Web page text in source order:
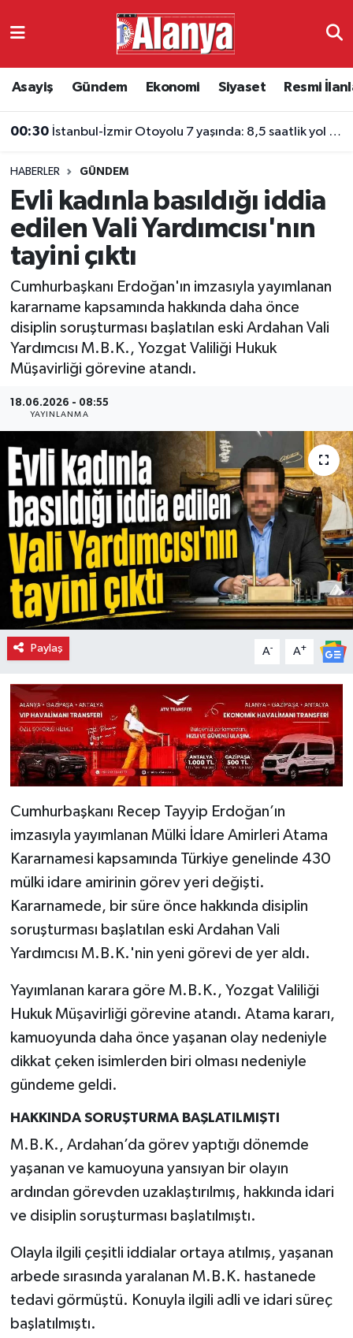
Asayiş Gündem Ekonomi Siyaset Resmi
00:30 İstanbul-İzmir Otoyolu 7 yaşında: 8,5 saatlik yol 3,5 saate indi
HABERLER GÜNDEM
Evli kadınla basıldığı iddia
edilen Vali Yardımcısı'nın
tayini çıktı
Cumhurbaşkanı Erdoğan'ın imzasıyla yayımlanan
kararname kapsamında hakkında daha önce
disiplin soruşturması başlatılan eski Ardahan Vali
Yardımcısı M.B.K., Yozgat Valiliği Hukuk
Müşavirliği görevine atandı.
18.06.2026 - 08:55
YAYINLANMA
Paylaş A- A+
Cumhurbaşkanı Recep Tayyip Erdoğan’ın
imzasıyla yayımlanan Mülki İdare Amirleri Atama
Kararnamesi kapsamında Türkiye genelinde 430
mülki idare amirinin görev yeri değişti.
Kararnamede, bir süre önce hakkında disiplin
soruşturması başlatılan eski Ardahan Vali
Yardımcısı M.B.K.'nin yeni görevi de yer aldı.
Yayımlanan karara göre M.B.K., Yozgat Valiliği
Hukuk Müşavirliği görevine atandı. Atama kararı,
kamuoyunda daha önce yaşanan olay nedeniyle
dikkat çeken isimlerden biri olması nedeniyle
gündeme geldi.
HAKKINDA SORUŞTURMA BAŞLATILMIŞTI
M.B.K., Ardahan’da görev yaptığı dönemde
yaşanan ve kamuoyuna yansıyan bir olayın
ardından görevden uzaklaştırılmış, hakkında idari
ve disiplin soruşturması başlatılmıştı.
Olayla ilgili çeşitli iddialar ortaya atılmış, yaşanan
arbede sırasında yaralanan M.B.K. hastanede
tedavi görmüştü. Konuyla ilgili adli ve idari süreç
başlatılmıştı.
Ekonomi
Resmi İlanlar
Alanyaspor
Turizm
E-Gazete
Antalya Namaz Vakitleri
Süper Lig Puan Durumu ve Fikstür
Tüm Manşetler
Son Dakika Haberleri
Haber Arşivi